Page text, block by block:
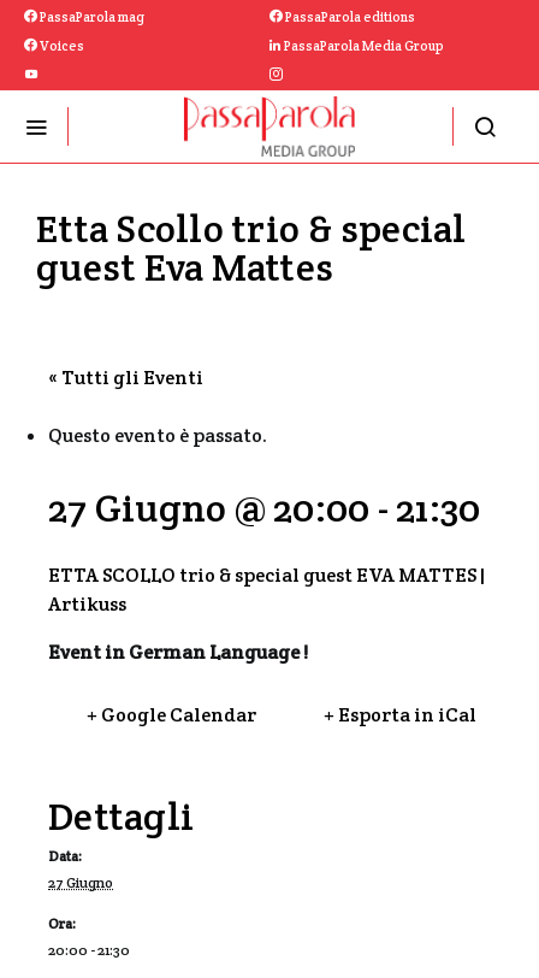
PassaParola mag
PassaParola editions
Voices
PassaParola Media Group
Etta Scollo trio & special
guest Eva Mattes
« Tutti gli Eventi
Questo evento è passato.
27 Giugno @ 20:00 -21:30
ETTA SCOLLO trio & special guest EVA MATTES |
Artikuss
Event in German Language !
+ Google Calendar + Esporta in iCal
Dettagli
Data:
27 Giugno
Ora:
20:00 - 21:30